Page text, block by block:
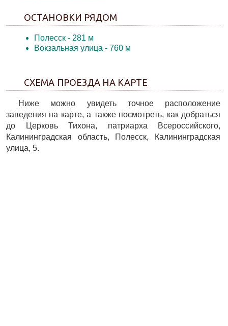
ОСТАНОВКИ РЯДОМ
Полесск - 281 м
Вокзальная улица - 760 м
СХЕМА ПРОЕЗДА НА КАРТЕ
Ниже можно увидеть точное расположение
заведения на карте, а также посмотреть, как добраться
до Церковь Тихона, патриарха Всероссийского,
Калининградская область, Полесск, Калининградская
улица, 5.